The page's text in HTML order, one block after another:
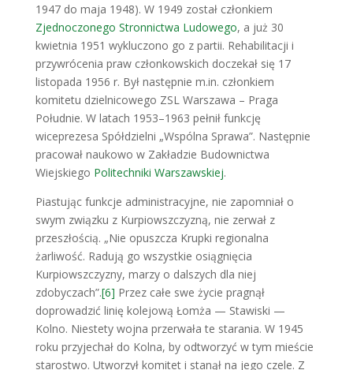
1947 do maja 1948). W 1949 został członkiem
Zjednoczonego Stronnictwa Ludowego, a już 30
kwietnia 1951 wykluczono go z partii. Rehabilitacji i
przywrócenia praw członkowskich doczekał się 17
listopada 1956 r. Był następnie m.in. członkiem
komitetu dzielnicowego ZSL Warszawa – Praga
Południe. W latach 1953–1963 pełnił funkcję
wiceprezesa Spółdzielni „Wspólna Sprawa”. Następnie
pracował naukowo w Zakładzie Budownictwa
Wiejskiego Politechniki Warszawskiej.
Piastując funkcje administracyjne, nie zapo­mniał o
swym związku z Kurpiowszczyzną, nie zerwał z
przeszłością. „Nie opuszcza Krupki regionalna
żarliwość. Radują go wszystkie osiągnięcia
Kurpiowszczyzny, marzy o dalszych dla niej
zdobyczach”.[6] Przez całe swe życie pragnął
doprowadzić linię kolejową Łom­ża — Stawiski —
Kolno. Niestety wojna przerwała te starania. W 1945
roku przyjechał do Kolna, by odtworzyć w tym mieście
starostwo. Utworzył komitet i stanął na jego czele. Z